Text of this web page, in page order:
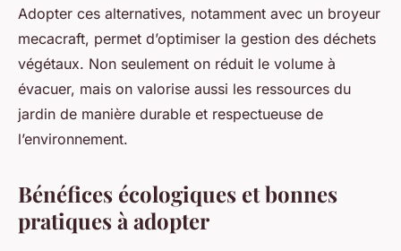
Adopter ces alternatives, notamment avec un broyeur
mecacraft, permet d’optimiser la gestion des déchets
végétaux. Non seulement on réduit le volume à
évacuer, mais on valorise aussi les ressources du
jardin de manière durable et respectueuse de
l’environnement.
Bénéfices écologiques et bonnes
pratiques à adopter